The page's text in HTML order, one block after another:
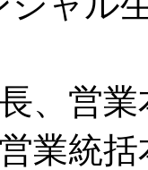
、営
業統括